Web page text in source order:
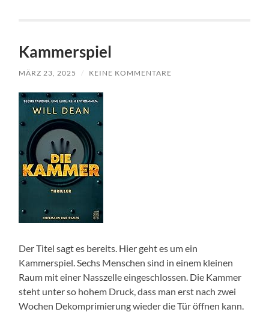
Kammerspiel
MÄRZ 23, 2025 / KEINE KOMMENTARE
Der Titel sagt es bereits. Hier geht es um ein
Kammerspiel. Sechs Menschen sind in einem kleinen
Raum mit einer Nasszelle eingeschlossen. Die Kammer
steht unter so hohem Druck, dass man erst nach zwei
Wochen Dekomprimierung wieder die Tür öffnen kann.